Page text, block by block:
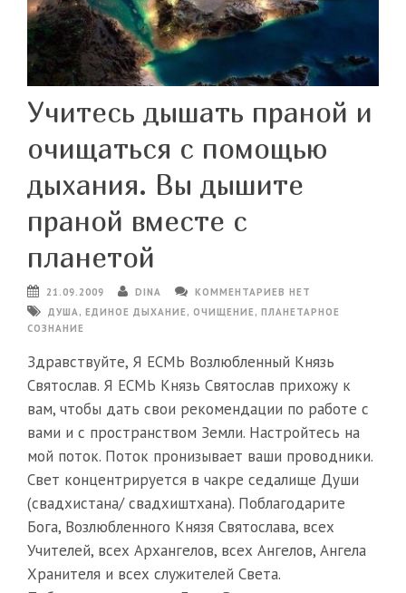
Учитесь дышать праной и
очищаться с помощью
дыхания. Вы дышите
праной вместе с
планетой
21.09.2009 DINA
КОММЕНТАРИЕВ НЕТ
ДУША, ЕДИНОЕ ДЫХАНИЕ, ОЧИЩЕНИЕ, ПЛАНЕТАРНОЕ
СОЗНАНИЕ
Здравствуйте, Я ЕСМЬ Возлюбленный Князь
Святослав. Я ЕСМЬ Князь Святослав прихожу к
вам, чтобы дать свои рекомендации по работе с
вами и с пространством Земли. Настройтесь на
мой поток. Поток пронизывает ваши проводники.
Свет концентрируется в чакре седалище Души
(свадхистана/ свадхиштхана). Поблагодарите
Бога, Возлюбленного Князя Святослава, всех
Учителей, всех Архангелов, всех Ангелов, Ангела
Хранителя и всех служителей Света.